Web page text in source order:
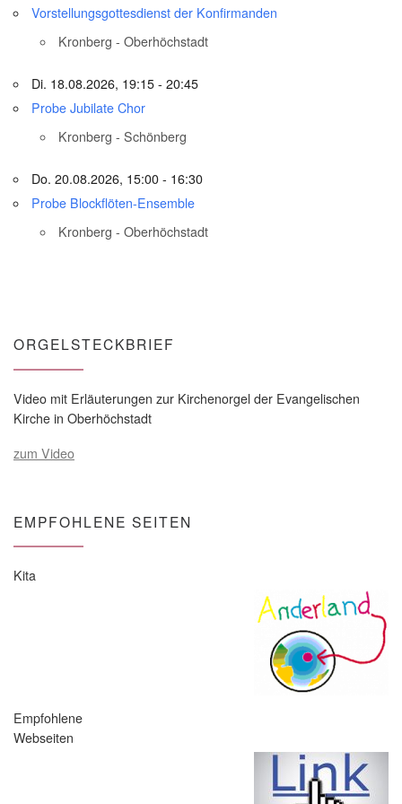
Vorstellungsgottesdienst der Konfirmanden
Kronberg - Oberhöchstadt
Di. 18.08.2026, 19:15 - 20:45
Probe Jubilate Chor
Kronberg - Schönberg
Do. 20.08.2026, 15:00 - 16:30
Probe Blockflöten-Ensemble
Kronberg - Oberhöchstadt
ORGELSTECKBRIEF
Video mit Erläuterungen zur Kirchenorgel der Evangelischen
Kirche in Oberhöchstadt
zum Video
EMPFOHLENE SEITEN
Kita
Empfohlene
Webseiten